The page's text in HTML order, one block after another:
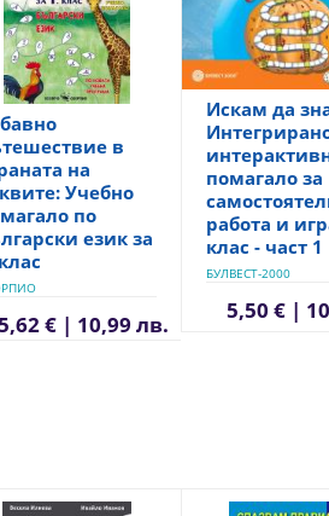
в
на
Учебно
по
език за
€ | 10,99 лв.
Искам да
помагало за
работа и
клас - част 1
БУЛВЕСТ-2000
5,50 € |